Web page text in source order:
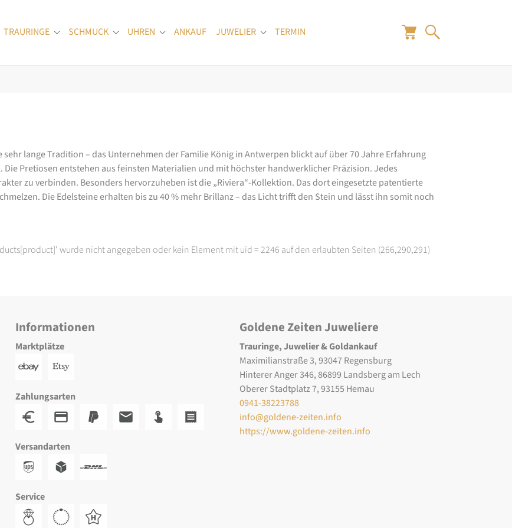
for "Verlobungsringe"
TRAURINGE Submenu for "Trauringe"
SCHMUCK Submenu for "Schmuck"
UHREN Submenu for "Uhren"
ANKAUF JUWELIER Submenu for "Juwelier"
TERMIN
lange Tradition – das Unternehmen der Familie König in Antwerpen blickt auf über 70 Jahre Erfahrung
Pretiosen entstehen aus feinsten Materialien und mit höchster handwerklicher Präzision. Jedes
zu verbinden. Besonders hervorzuheben ist die „Riviera“-Kollektion. Das dort eingesetzte patentierte
Die Edelsteine erhalten bis zu 40 % mehr Brillanz – das Licht trifft den Stein und lässt ihn somit noch
wurde nicht angegeben oder kein Element mit uid = 2246 auf den erlaubten Seiten (266,290,291)
Informationen
Marktplätze
Zahlungsarten
Versandarten
Service
Goldene Zeiten Juweliere
Trauringe, Juwelier & Goldankauf
Maximilianstraße 3, 93047 Regensburg
Hinterer Anger 346, 86899 Landsberg am Lech
Oberer Stadtplatz 7, 93155 Hemau
0941-38223788
info@goldene-zeiten.info
https://www.goldene-zeiten.info